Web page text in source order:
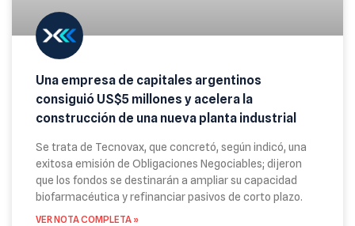
Una empresa de capitales argentinos
consiguió US$5 millones y acelera la
construcción de una nueva planta industrial
Se trata de Tecnovax, que concretó, según indicó, una
exitosa emisión de Obligaciones Negociables; dijeron
que los fondos se destinarán a ampliar su capacidad
biofarmacéutica y refinanciar pasivos de corto plazo.
VER NOTA COMPLETA »